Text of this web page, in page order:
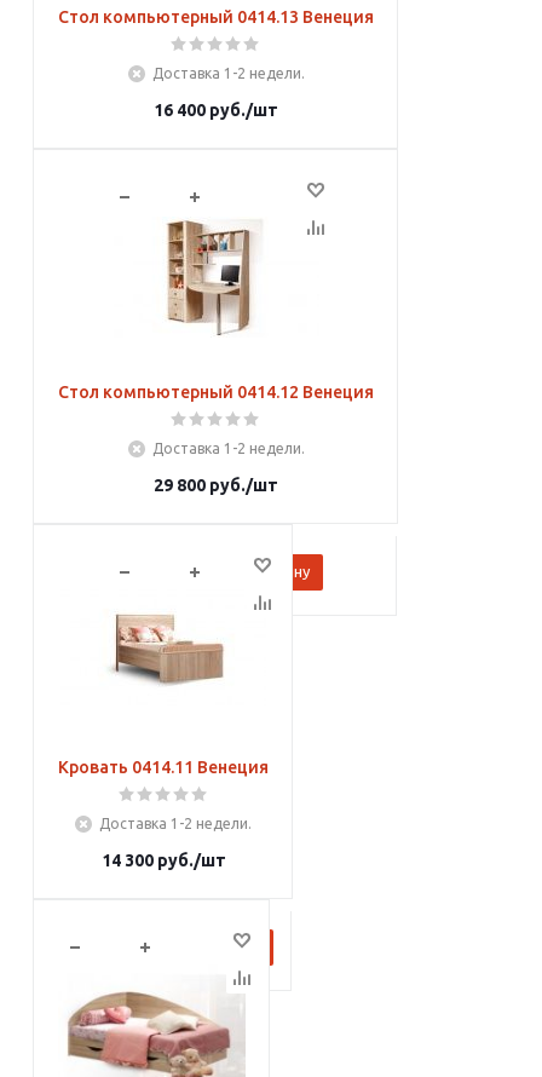
Стол компьютерный 0414.13 Венеция
Доставка 1-2 недели.
16 400 руб./шт
В корзину
Стол компьютерный 0414.12 Венеция
Доставка 1-2 недели.
29 800 руб./шт
В корзину
Кровать 0414.11 Венеция
Доставка 1-2 недели.
14 300руб./шт
В корзину